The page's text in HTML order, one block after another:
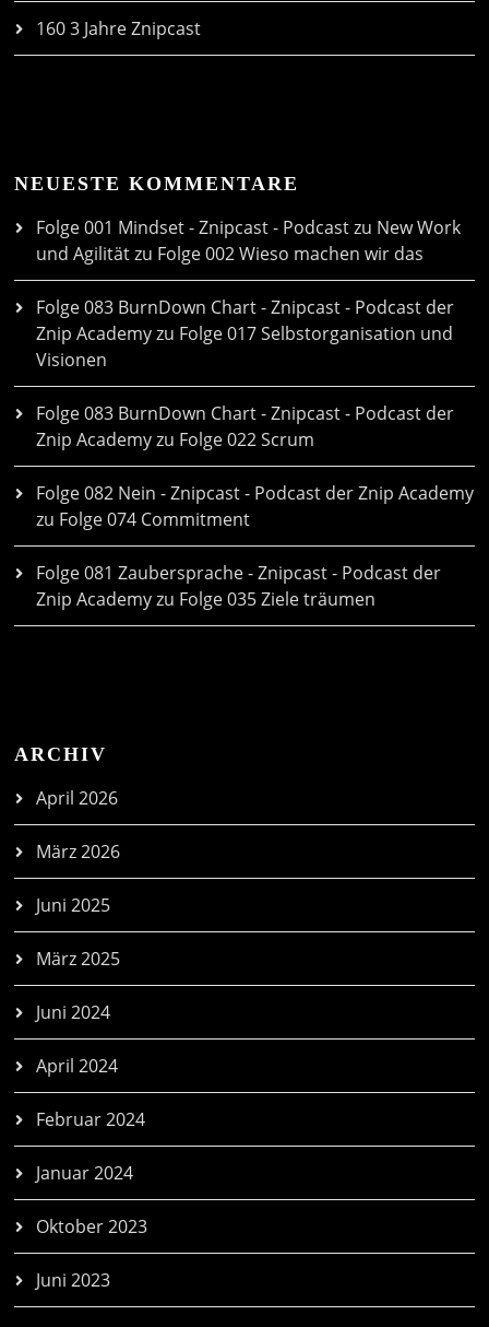
160 3 Jahre Znipcast
NEUESTE KOMMENTARE
Folge 001 Mindset - Znipcast - Podcast zu New Work
und Agilitätzu Folge 002 Wieso machen wir das
Folge 083 BurnDown Chart - Znipcast - Podcast der
Znip Academyzu Folge 017 Selbstorganisation und
Visionen
Folge 083 BurnDown Chart - Znipcast - Podcast der
Znip Academyzu Folge 022 Scrum
Folge 082 Nein - Znipcast - Podcast der Znip Academy
zu Folge 074 Commitment
Folge 081 Zaubersprache - Znipcast - Podcast der
Znip Academyzu Folge 035 Ziele träumen
ARCHIV
April 2026
März 2026
Juni 2025
März 2025
Juni 2024
April 2024
Februar 2024
Januar 2024
Oktober 2023
Juni 2023